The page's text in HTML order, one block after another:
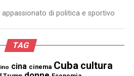
di politica e sportivo
TAG
cina cinema Cuba cultura